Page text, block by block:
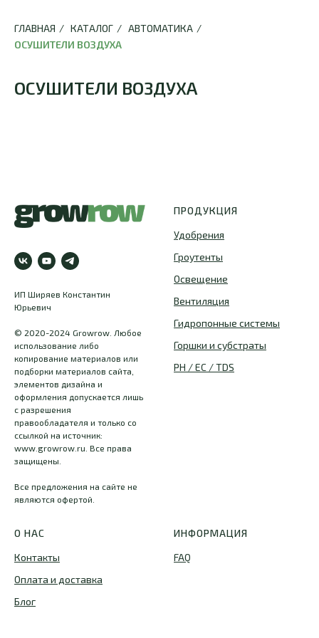
ГЛАВНАЯ / КАТАЛОГ / АВТОМАТИКА /
ОСУШИТЕЛИ ВОЗДУХА
ОСУШИТЕЛИ ВОЗДУХА
ИП Ширяев Константин
Юрьевич
© 2020-2024 Growrow. Любое
использование либо
копирование материалов или
подборки материалов сайта,
элементов дизайна и
оформления допускается лишь
с разрешения
правообладателя и только со
ссылкой на источник:
www.growrow.ru. Все права
защищены.
Все предложения на сайте не
являются офертой.
ПРОДУКЦИЯ
Удобрения
Гроутенты
Освещение
Вентиляция
Гидропонные системы
Горшки и субстраты
PH / EC / TDS
О НАС
Контакты
Оплата и доставка
Блог
ИНФОРМАЦИЯ
FAQ